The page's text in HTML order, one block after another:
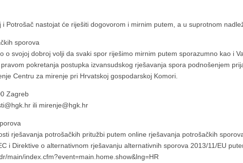
Potrošač nastojat će riješiti dogovorom i mirnim putem, a u suprotnom
sporova
o svojoj dobroj volji da svaki spor riješimo mirnim putem sporazumno kao i
pokretanja postupka izvansudskog rješavanja spora podnošenjem
Centru za mirenje pri Hrvatskoj gospodarskoj Komori.
Zagreb
ili mirenje@hgk.hr
rješavanja potrošačkih pritužbi putem online rješavanja potrošačkih
i Direktive o alternativnom rješavanju alternativnih sporova 2013/11/EU
main/index.cfm?event=main.home.show&lng=HR